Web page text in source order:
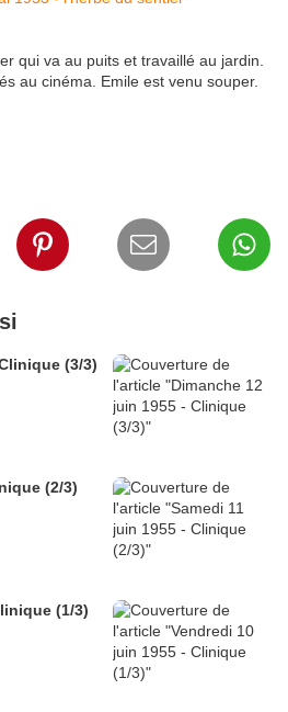
qui va au puits et travaillé au jardin.
au cinéma. Emile est venu souper.
(3/3)
(2/3)
(1/3)